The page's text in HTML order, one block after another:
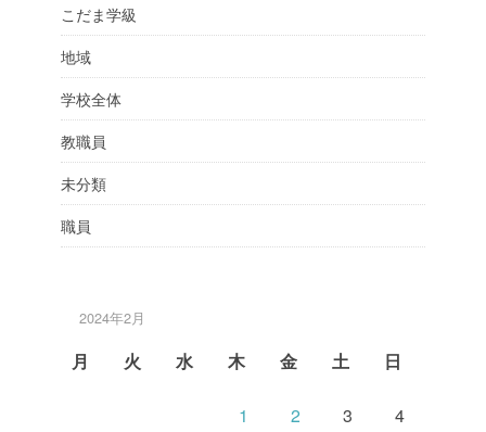
こだま学級
地域
学校全体
教職員
未分類
職員
2024年2月
月 火 水 木 金 土 日
1 2 3 4